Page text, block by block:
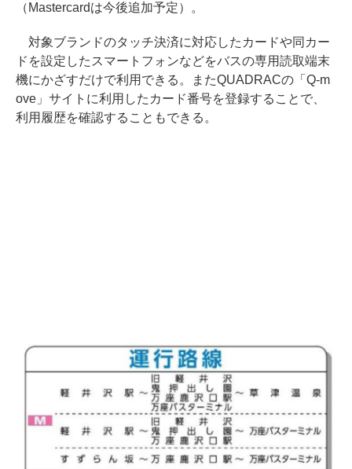
（Mastercardは今後追加予定）。
対象ブランドのタッチ決済に対応したカードや同カー
ドを設定したスマートフォンなどをバスの専用読取端末
機にかざすだけで利用できる。またQUADRACの「Q-m
ove」サイトに利用したカード番号を登録することで、
利用履歴を確認することもできる。